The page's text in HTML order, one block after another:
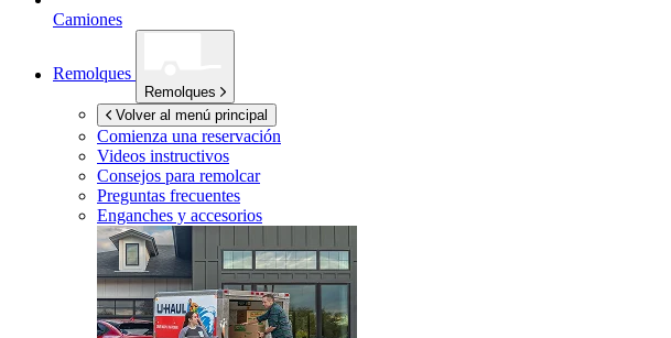
Camiones
Remolques
Remolques
Volver al menú principal
Comienza una reservación
Videos instructivos
Consejos para remolcar
Preguntas frecuentes
Enganches y accesorios